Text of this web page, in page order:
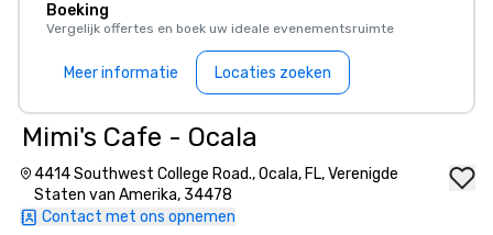
Boeking
Vergelijk offertes en boek uw ideale evenementsruimte
Meer informatie Locaties zoeken
Mimi's Cafe - Ocala
4414 Southwest College Road., Ocala, FL, Verenigde
Staten van Amerika, 34478
Contact met ons opnemen